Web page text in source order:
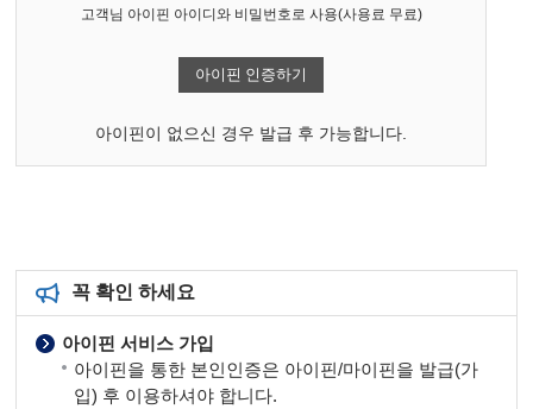
고객님 아이핀 아이디와 비밀번호로 사용(사용료 무료)
아이핀 인증하기
아이핀이 없으신 경우 발급 후 가능합니다.
꼭 확인 하세요
아이핀 서비스 가입
아이핀을 통한 본인인증은 아이핀/마이핀을 발급(가
입) 후 이용하셔야 합니다.